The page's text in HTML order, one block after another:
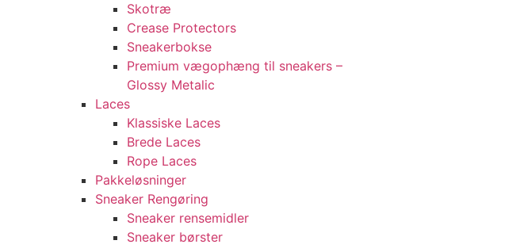
Skotræ
Crease Protectors
Sneakerbokse
Premium vægophæng til sneakers –
Glossy Metalic
Laces
Klassiske Laces
Brede Laces
Rope Laces
Pakkeløsninger
Sneaker Rengøring
Sneaker rensemidler
Sneaker børster